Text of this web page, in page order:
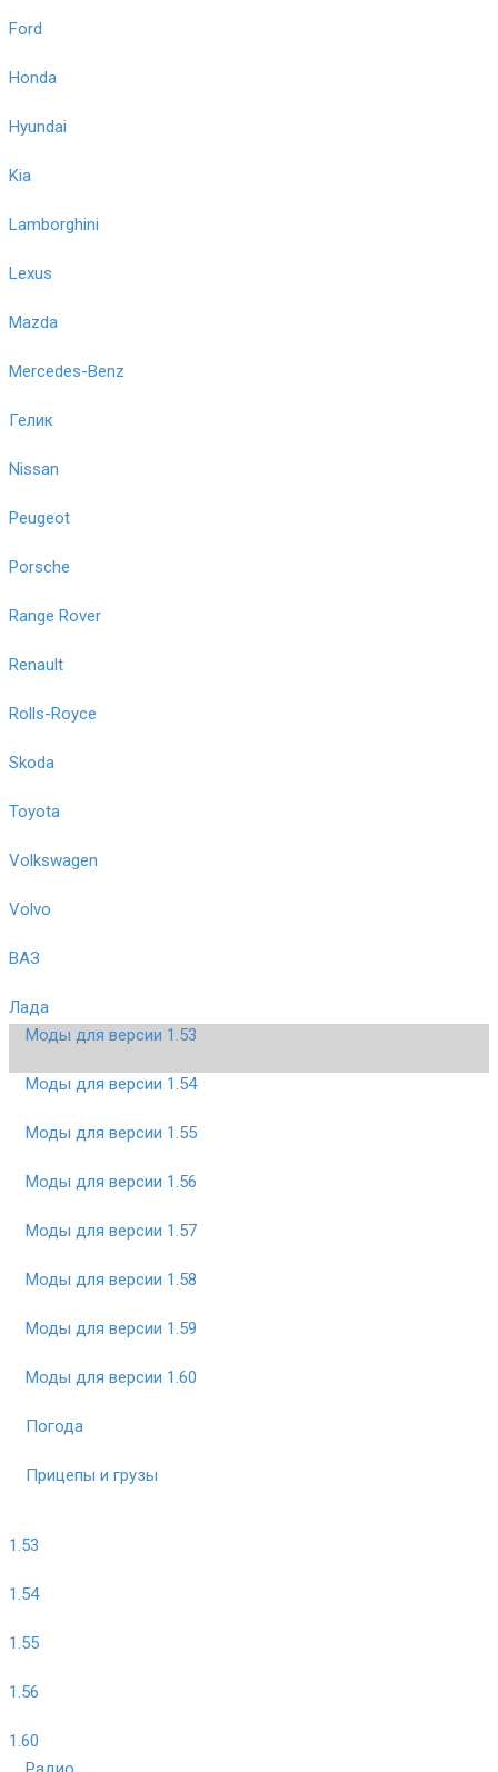
Ford
Honda
Hyundai
Kia
Lamborghini
Lexus
Mazda
Mercedes-Benz
Гелик
Nissan
Peugeot
Porsche
Range Rover
Renault
Rolls-Royce
Skoda
Toyota
Volkswagen
Volvo
ВАЗ
Лада
Моды для версии 1.53
Моды для версии 1.54
Моды для версии 1.55
Моды для версии 1.56
Моды для версии 1.57
Моды для версии 1.58
Моды для версии 1.59
Моды для версии 1.60
Погода
Прицепы и грузы
1.53
1.54
1.55
1.56
1.60